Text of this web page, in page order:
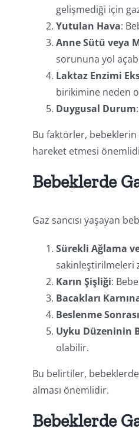
gelişmediği için
Yutulan Hava:
Anne Sütü veya
sorununa yol
Laktaz Enzimi
birikimine neden
Duygusal Durum
Bu faktörler, bebeklerin
hareket etmesi
Bebeklerde
Gaz sancısı yaşayan
Sürekli Ağlama
sakinleştirilmeleri
Karın Şişliği:
Bacakları
Beslenme
Uyku Düzeninin
olabilir.
Bu belirtiler, bebeklerde
alması önemlidir.
Bebeklerde